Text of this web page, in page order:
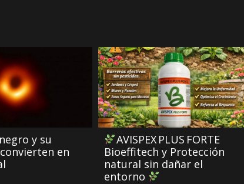
y su
en
AVISPEX PLUS FORTE
Bioeffitech y Protección
natural sin dañar el
entorno